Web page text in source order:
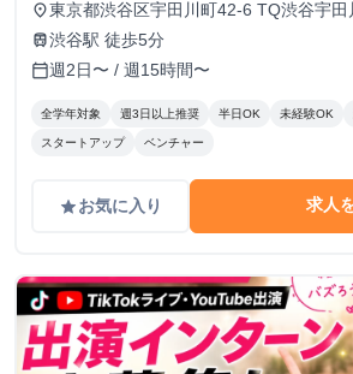
place東京都渋谷区宇田川町42-6 TQ渋谷宇田
train渋谷駅 徒歩5分
calendar_today週2日〜 / 週15時間〜
全学年対象 週3日以上推奨 半日OK 未経験OK
スタートアップ ベンチャー
gradeお気に入り 求人